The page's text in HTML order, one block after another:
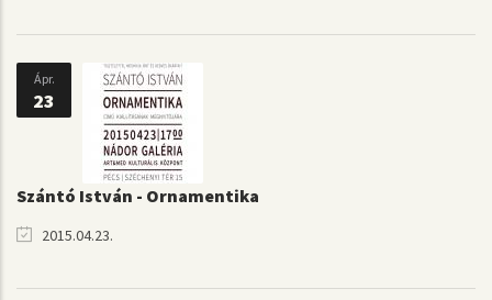
Ápr.
23
Szántó István - Ornamentika
2015.04.23.